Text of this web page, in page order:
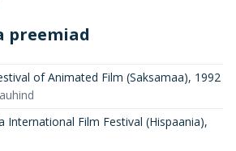
preemiad
of Animated Film (Saksamaa), 1992
International Film Festival (Hispaania),